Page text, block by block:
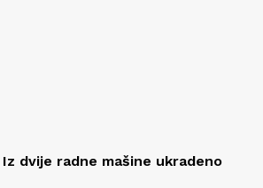
Iz dvije radne mašine ukradeno